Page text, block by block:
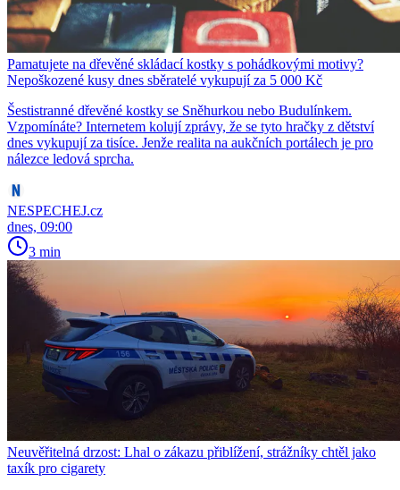
Pamatujete na dřevěné skládací kostky s pohádkovými motivy?
Nepoškozené kusy dnes sběratelé vykupují za 5 000 Kč
Šestistranné dřevěné kostky se Sněhurkou nebo Budulínkem.
Vzpomínáte? Internetem kolují zprávy, že se tyto hračky z dětství
dnes vykupují za tisíce. Jenže realita na aukčních portálech je pro
nálezce ledová sprcha.
NESPECHEJ.cz
dnes, 09:00
3 min
Neuvěřitelná drzost: Lhal o zákazu přiblížení, strážníky chtěl jako
taxík pro cigarety